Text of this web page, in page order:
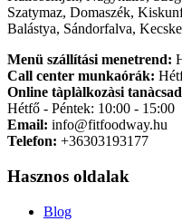
Szatymaz, Domaszék,
Balástya, Sándorfalva,
Menü szállítási menetrend:
Call center munkaórák:
Online tàplàlkozàsi
Hétfő - Péntek: 10:00 - 15:00
Email: info@fitfoodway.hu
Telefon: +36303193177
Hasznos oldalak
Blog